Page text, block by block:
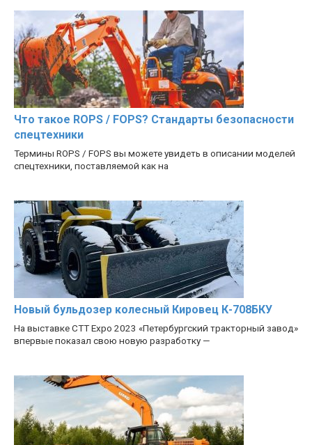
Что такое ROPS / FOPS? Стандарты безопасности
спецтехники
Термины ROPS / FOPS вы можете увидеть в описании моделей
спецтехники, поставляемой как на
Новый бульдозер колесный Кировец К-708БКУ
На выставке CTT Expo 2023 «Петербургский тракторный завод»
впервые показал свою новую разработку —